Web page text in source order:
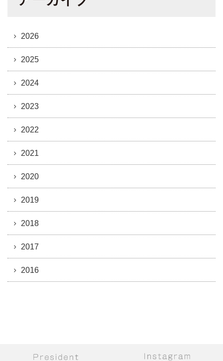
2026
2025
2024
2023
2022
2021
2020
2019
2018
2017
2016